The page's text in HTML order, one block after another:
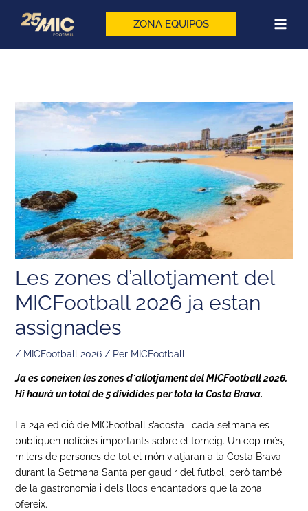
ZONA EQUIPOS
Les zones d’allotjament del
MICFootball 2026 ja estan
assignades
/ MICFootball 2026/ Per MICFootball
Ja es coneixen les zones d´allotjament del MICFootball 2026.
Hi haurà un total de 5 dividides per tota la Costa Brava.
La 24a edició de MICFootball s’acosta i cada setmana es
publiquen notícies importants sobre el torneig. Un cop més,
milers de persones de tot el món viatjaran a la Costa Brava
durant la Setmana Santa per gaudir del futbol, però també
de la gastronomia i dels llocs encantadors que la zona
ofereix.